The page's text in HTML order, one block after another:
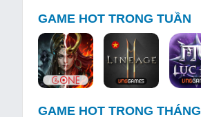
GAME HOT TRONG TUẦN
GAME HOT TRONG THÁNG